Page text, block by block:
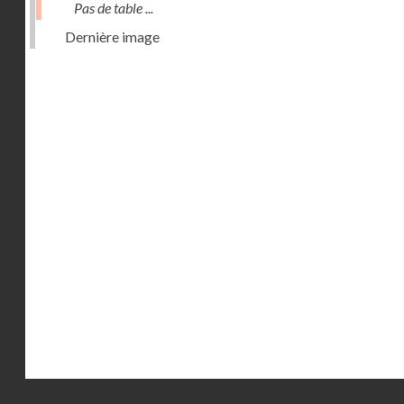
Pas de table ...
Dernière image